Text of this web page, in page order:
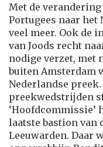
Met de
Portugees naar het
veel meer. Ook de
van Joods recht
nodige verzet, met
buiten Amsterdam
Nederlandse
preekwedstrijden
‘Hoofdcommissie’
laatste bastion van
Leeuwarden. Daar